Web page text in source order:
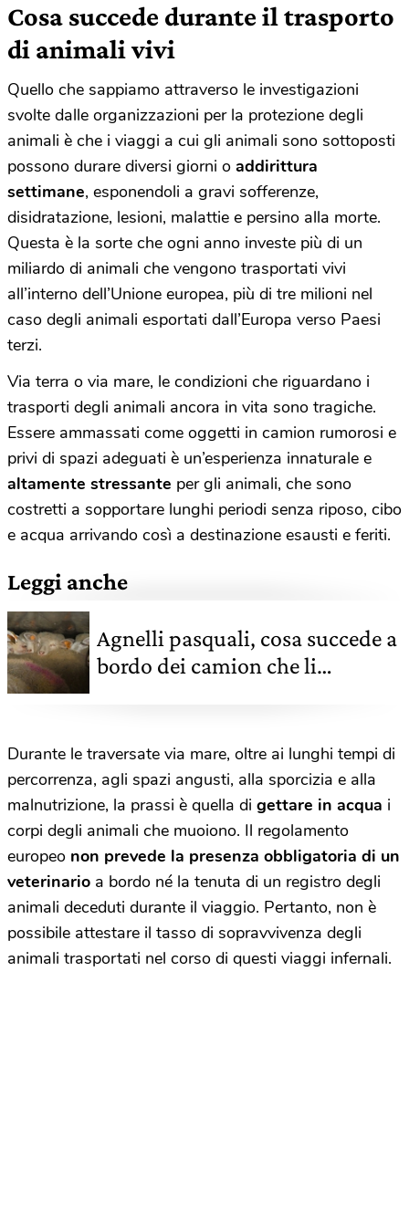
Cosa succede durante il trasporto
di animali vivi
Quello che sappiamo attraverso le investigazioni
svolte dalle organizzazioni per la protezione degli
animali è che i viaggi a cui gli animali sono sottoposti
possono durare diversi giorni o addirittura
settimane, esponendoli a gravi sofferenze,
disidratazione, lesioni, malattie e persino alla morte.
Questa è la sorte che ogni anno investe più di un
miliardo di animali che vengono trasportati vivi
all’interno dell’Unione europea, più di tre milioni nel
caso degli animali esportati dall’Europa verso Paesi
terzi.
Via terra o via mare, le condizioni che riguardano i
trasporti degli animali ancora in vita sono tragiche.
Essere ammassati come oggetti in camion rumorosi e
privi di spazi adeguati è un’esperienza innaturale e
altamente stressante per gli animali, che sono
costretti a sopportare lunghi periodi senza riposo, cibo
e acqua arrivando così a destinazione esausti e feriti.
Leggi anche
Agnelli pasquali, cosa succede a
bordo dei camion che li
Durante le traversate via mare, oltre ai lunghi tempi di
percorrenza, agli spazi angusti, alla sporcizia e alla
malnutrizione, la prassi è quella di gettare in acqua i
corpi degli animali che muoiono. Il regolamento
europeo non prevede la presenza obbligatoria di un
veterinario a bordo né la tenuta di un registro degli
animali deceduti durante il viaggio. Pertanto, non è
possibile attestare il tasso di sopravvivenza degli
animali trasportati nel corso di questi viaggi infernali.